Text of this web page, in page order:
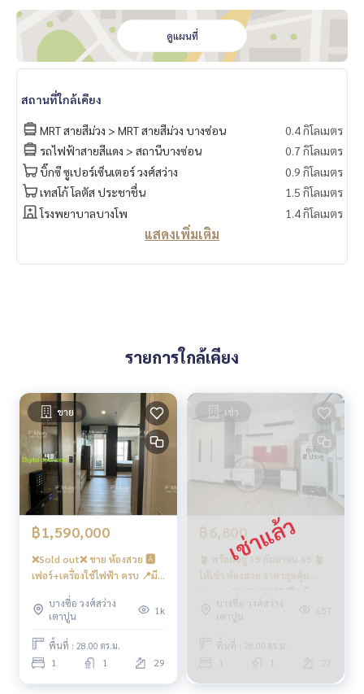
* แอร์ 2 เครื่อง
* สมาร์ททีวี ( YouTube , Browser, screen mirrorได้ )
* ตู้เย็น 2 ประตู
* ไมโครเวฟ
📍มีเครื่องซักผ้า
🚗ได้สิทธิ์ที่จอดรถยนต์ 1 คัน และ ที่จอดรถมอร์เตอร์ไซด์ 1 คัน🛵
สิ่งอำนวยความสะดวก
– สระว่ายน้ำระบบเกลือ ฟิตเนส … ‼️ใต้ตึกมี 7/11 ร้านค้า ร้านอา
หารมากมาย ร้านเสริมสวย ร้านกาแฟ ฯลฯ
- กล้องวงจรปิด CCTV เข้า - ออก ด้วยระบบ Key Card
- เจ้าหน้าที่รักษาความปลอดภัย 24 ชั่วโมง
การเดินทางสะดวก
MRT-บางซ่อน เชื่อมต่อ MRT เตาปูน
ใกล้ทางขึ้น-ลงทางด่วน ศรีรัช และทางด่วน ศรีรัช-วงแหวนรอบนอ
ก (กาญจนาภิเษก)
#รีเจ้นท์โฮมบางซ่อนเฟส27 #รีเจ้นท์โฮมบางซ่อนเฟส28 #รีเจ้นท์
โฮม #รีเจ้นท์บางซ่อน #regenthomebangson #regenthome
#regentbangson #คอนโดติดรถไฟฟ้า #คอนโดใกล้รถไฟฟ้า #
คอนโดติดmrt #mrtบางซ่อน #สวนสุนันทา #พระจอมเกล้า #วงศ์
สว่าง #เกตเวย์บางซื่อ
ดูแผนที่
สถานที่ใกล้เคียง
MRT สายสีม่วง > MRT สายสีม่วง บางซ่อน
0.4 กิโลเมตร
รถไฟฟ้าสายสีแดง > สถานีบางซ่อน
0.7 กิโลเมตร
บิ๊กซี ซูเปอร์เซ็นเตอร์ วงศ์สว่าง
0.9 กิโลเมตร
เทสโก้ โลตัส ประชาชื่น
1.5 กิโลเมตร
โรงพยาบาลบางโพ
1.4 กิโลเมตร
แสดงเพิ่มเติม
รายการใกล้เคียง
ขาย
฿1,590,000
❌Sold out❌ ขาย ห้องสวย 🅰️
เฟอร์+เครื่องใช้ไฟฟ้า ครบ 📍มี
door lock 📱#รีเจ้นท์โฮมบาง
ซ่อน28 ❤️ขาย 1.59 ลบ ( ค่าภาษี
&amp; ค่าโอน คนละครึ่ง )
บางซื่อ วงศ์สว่าง
เตาปูน
1k
พื้นที่ : 28.00 ตร.ม.
1 1 29
เช่า
฿6,800
🪴 พร้อมอยู่ 15 กันยายน 65 🪴
ให้เช่า ห้องสวย ราคาสุดคุ้ม
Smart TV ‼️6,800‼️🌈“ ทิศ
เหนือ วิวโล่ง” ห้องกั้น แอร์ 2 #รี
เจ้นท์โฮมบางซ่อน28
บางซื่อ วงศ์สว่าง
เตาปูน
657
พื้นที่ : 28.00 ตร.ม.
27